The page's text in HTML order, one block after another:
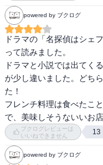
powered by ブクログ
ドラマの「名探偵はシェ
って読みました。
ドラマと小説では出てく
が少し違いました。どち
た！
フレンチ料理は食べたこ
で、美味しそうないいお
ブクログレビューは
いいねできません
13
powered by ブクログ